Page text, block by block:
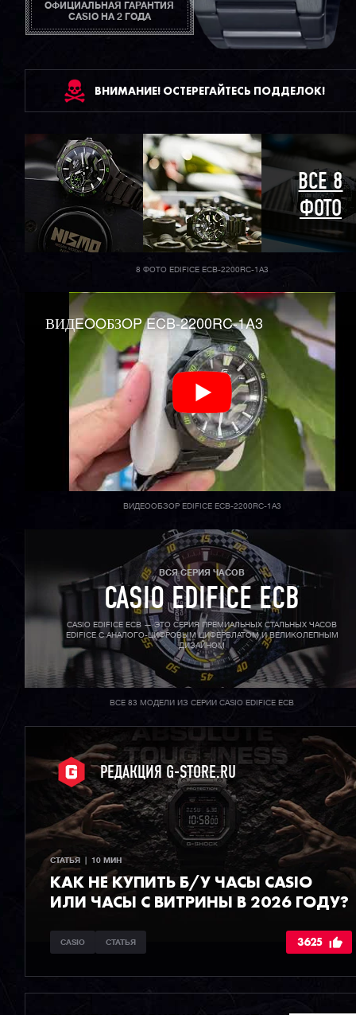
ОФИЦИАЛЬНАЯ ГАРАНТИЯ
CASIO НА 2 ГОДА
ВНИМАНИЕ! ОСТЕРЕГАЙТЕСЬ ПОДДЕЛОК!
ВСЕ 8
ФОТО
8 ФОТО EDIFICE ECB-2200RC-1A3
ВИДEOOБЗOP ECB-2200RC-1A3
ВИДЕООБЗОР EDIFICE ECB-2200RC-1A3
ВСЯ СЕРИЯ ЧАСОВ
CASIO EDIFICE ECB
CASIO EDIFICE ECB — ЭТО СЕРИЯ ПРЕМИАЛЬНЫХ СТАЛЬНЫХ ЧАСОВ
EDIFICE С АНАЛОГО-ЦИФРОВЫМ ЦИФЕРБЛАТОМ И ВЕЛИКОЛЕПНЫМ
ДИЗАЙНОМ
ВСЕ 83 МОДЕЛИ ИЗ СЕРИИ CASIO EDIFICE ECB
РЕДАКЦИЯ G-STORE.RU
СТАТЬЯ  |  10 МИН
КАК НЕ КУПИТЬ Б/У ЧАСЫ CASIO
ИЛИ ЧАСЫ С ВИТРИНЫ В 2026 ГОДУ?
CASIO СТАТЬЯ 3625